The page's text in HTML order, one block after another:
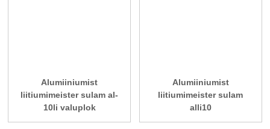
Alumiiniumist
liitiumimeister sulam al-
10li valuplok
Alumiiniumist
liitiumimeister sulam
alli10